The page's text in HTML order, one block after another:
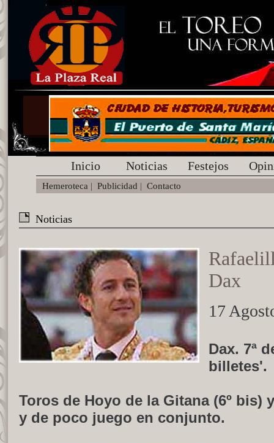
Inicio Noticias Festejos
Hemeroteca | Publicidad | Contacto
Noticias
Dax
17
Dax. 7ª
billetes'.
Toros de Hoyo de la Gitana (6º bis)
y de poco juego en conjunto.